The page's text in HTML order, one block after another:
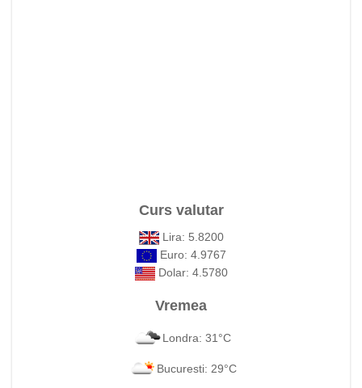
Curs valutar
Lira: 5.8200
Euro: 4.9767
Dolar: 4.5780
Vremea
Londra: 31°C
Bucuresti: 29°C